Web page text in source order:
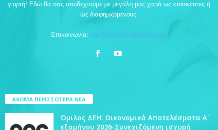
γιορτή! Εδώ θα σας υποδεχτούμε με μεγάλη μας χαρά ως επισκέπτες ή
ώς διαφημιζόμενους.
Επικοινωνία: topchankozani@gmail.com
ΑΚΟΜΑ ΠΕΡΙΣΣΟΤΕΡΑ ΝΕΑ
Όμιλος ΔΕΗ: Οικονομικά Αποτελέσματα Α΄
εξαμήνου 2026-Συνεχιζόμενη ισχυρή